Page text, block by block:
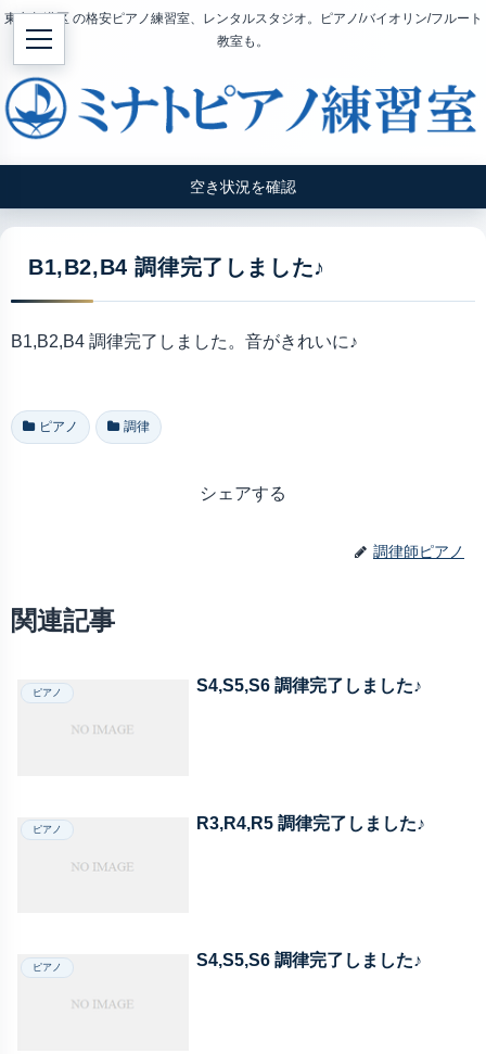
東京都港区 の格安ピアノ練習室、レンタルスタジオ。ピアノ/バイオリン/フルート
教室も。
空き状況を確認
B1,B2,B4 調律完了しました♪
B1,B2,B4 調律完了しました。音がきれいに♪
ピアノ 調律
シェアする
調律師ピアノ
関連記事
ピアノ S4,S5,S6 調律完了しました♪
ピアノ R3,R4,R5 調律完了しました♪
ピアノ S4,S5,S6 調律完了しました♪